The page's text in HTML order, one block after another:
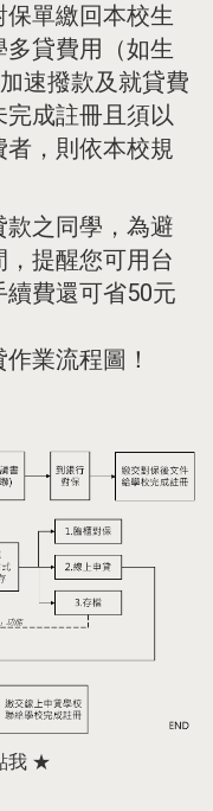
單繳回本校生
貸費用（如生
速撥款及就貸費
成註冊且須以
，則依本校規
之同學，為避
提醒您可用台
費還可省50元
業流程圖！
我 ★